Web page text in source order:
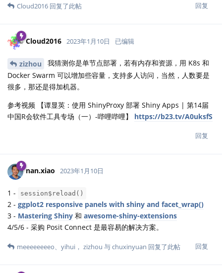
回复
Cloud2016 回复了此帖
Cloud2016 2023年1月10日 已编辑
zizhou
我猜测你是单节点部署，若有内存和资源，用 K8s 和
Docker Swarm 可以增加些容量，支持多人访问，当然，人数要是
很多，那还是得加机器。
参考视频 【谭显英：使用 ShinyProxy 部署 Shiny Apps | 第14届
中国R会软件工具专场（一）-哔哩哔哩】 https://b23.tv/A0uksfS
回复
nan.xiao 2023年1月10日
1 - session$reload()
2 - ggplot2 responsive panels with shiny and facet_wrap()
3 - Mastering Shiny 和 awesome-shiny-extensions
4/5/6 - 采购 Posit Connect 是最容易的解决方案。
回复
meeeeeeeeo yihui ， zizhou 与chuxinyuan 回复了此帖